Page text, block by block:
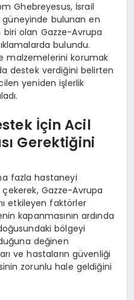
Ghebreyesus, İsrail
güneyinde bulunan en
olan Gazze-Avrupa
bulundu.
malzemelerini korumak
destek verdiğini belirten
yeniden işlerlik
İçin Acil
Gerektiğini
fazla hastaneyi
Gazze-Avrupa
etkileyen faktörler
kapanmasının ardında
bölgeyi
değinen
ve hastaların güvenliği
zorunlu hale geldiğini